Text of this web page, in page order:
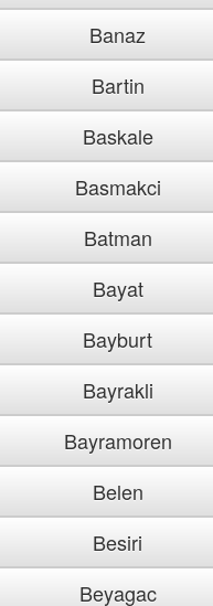
Banaz
Bartin
Baskale
Basmakci
Batman
Bayat
Bayburt
Bayrakli
Bayramoren
Belen
Besiri
Beyagac